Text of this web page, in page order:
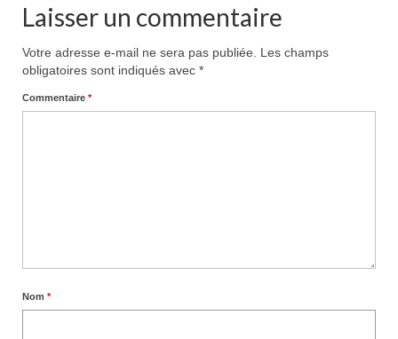
Laisser un commentaire
Votre adresse e-mail ne sera pas publiée.
Les champs
obligatoires sont indiqués avec *
Commentaire *
Nom *